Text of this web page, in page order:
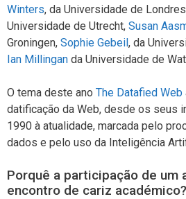
Winters, da Universidade de
Universidade de Utrecht, Susan
Groningen, Sophie Gebeil, da
Ian Millingan da Universidade de
O tema deste ano The Datafied Web
datificação da Web, desde os seus
1990 à atualidade, marcada pelo
dados e pelo uso da Inteligência
Porquê a participação de um
encontro de cariz académico?